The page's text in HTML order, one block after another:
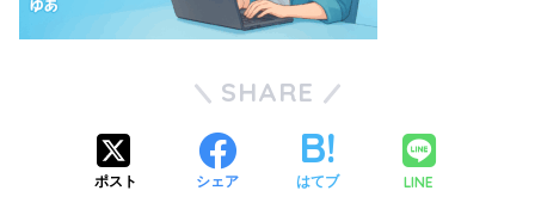
SHARE
ポスト シェア はてブ LINE